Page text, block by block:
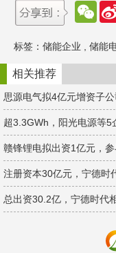
W
e
h
a
t
标签： 储能企业 储能
相关推荐
思源电气拟4亿元增资子公
超3.3GWh，阳光电源等5
赣锋锂电拟出资1亿元，
注册资本30亿元，宁德时
总出资30.2亿，宁德时代